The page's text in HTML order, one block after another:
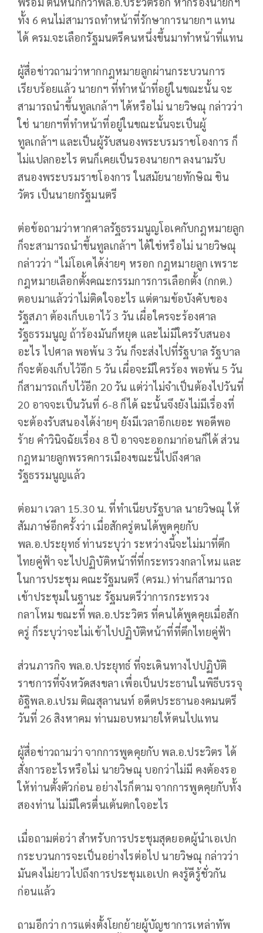
ทั้ง 6 คนไม่สามารถทำหน้าที่รักษาการนายกฯ แทน
ได้ ครม.จะเลือกรัฐมนตรีคนหนึ่งขึ้นมาทำหน้าที่แทน
ผู้สื่อข่าวถามว่าหากกฎหมายลูกผ่านกระบวนการ
เรียบร้อยแล้ว นายกฯ ที่ทำหน้าที่อยู่ในขณะนั้น จะ
สามารถนำขึ้นทูลเกล้าฯ ได้หรือไม่ นายวิษณุ กล่าวว่า
ใช่ นายกฯที่ทำหน้าที่อยู่ในขณะนั้นจะเป็นผู้
ทูลเกล้าฯ และเป็นผู้รับสนองพระบรมราชโองการ ก็
ไม่แปลกอะไร ตนก็เคยเป็นรองนายกฯ ลงนามรับ
สนองพระบรมราชโองการ ในสมัยนายทักษิณ ชิน
วัตร เป็นนายกรัฐมนตรี
ต่อข้อถามว่าหากศาลรัฐธรรมนูญโอเคกับกฎหมายลูก
ก็จะสามารถนำขึ้นทูลเกล้าฯ ได้ใช่หรือไม่ นายวิษณุ
กล่าวว่า “ไม่โอเคได้ง่ายๆ หรอก กฎหมายลูก เพราะ
กฎหมายเลือกตั้งคณะกรรมการการเลือกตั้ง (กกต.)
ตอบมาแล้วว่าไม่ติดใจอะไร แต่ตามข้อบังคับของ
รัฐสภา ต้องเก็บเอาไว้ 3 วัน เผื่อใครจะร้องศาล
รัฐธรรมนูญ ถ้าร้องมันก็หยุด และไม่มีใครรับสนอง
อะไร ไปศาล พอพ้น 3 วัน ก็จะส่งไปที่รัฐบาล รัฐบาล
ก็จะต้องเก็บไว้อีก 5 วัน เผื่อจะมีใครร้อง พอพ้น 5 วัน
ก็สามารถเก็บไว้อีก 20 วัน แต่ว่าไม่จำเป็นต้องไปวันที่
20 อาจจะเป็นวันที่ 6-8 ก็ได้ ฉะนั้นจึงยังไม่มีเรื่องที่
จะต้องรับสนองได้ง่ายๆ ยังมีเวลาอีกเยอะ พอดีพอ
ร้าย คำวินิจฉัยเรื่อง 8 ปี อาจจะออกมาก่อนก็ได้ ส่วน
กฎหมายลูกพรรคการเมืองขณะนี้ไปถึงศาล
รัฐธรรมนูญแล้ว
ต่อมา เวลา 15.30 น. ที่ทำเนียบรัฐบาล นายวิษณุ ให้
สัมภาษ์อีกครั้งว่า เมื่อสักครู่ตนได้พูดคุยกับ
พล.อ.ประยุทธ์ ท่านระบุว่า ระหว่างนี้จะไม่มาที่ตึก
ไทยคู่ฟ้า จะไปปฏิบัติหน้าที่ที่กระทรวงกลาโหม และ
ในการประชุม คณะรัฐมนตรี (ครม.) ท่านก็สามารถ
เข้าประชุมในฐานะ รัฐมนตรีว่าการกระทรวง
กลาโหม ขณะที่ พล.อ.ประวิตร ที่คนได้พูดคุยเมื่อสัก
ครู่ ก็ระบุว่าจะไม่เข้าไปปฏิบัติหน้าที่ที่ตึกไทยคู่ฟ้า
ส่วนภารกิจ พล.อ.ประยุทธ์ ที่จะเดินทางไปปฏิบัติ
ราชการที่จังหวัดสงขลา เพื่อเป็นประธานในพิธีบรรจุ
อัฐิพล.อ.เปรม ติณสุลานนท์ อดีตประธานองคมนตรี
วันที่ 26 สิงหาคม ท่านมอบหมายให้ตนไปแทน
ผู้สื่อข่าวถามว่า จากการพูดคุยกับ พล.อ.ประวิตร ได้
สั่งการอะไรหรือไม่ นายวิษณุ บอกว่าไม่มี คงต้องรอ
ให้ท่านตั้งตัวก่อน อย่างไรก็ตาม จากการพูดคุยกับทั้ง
สองท่าน ไม่มีใครตื่นเต้นตกใจอะไร
เมื่อถามต่อว่า สำหรับการประชุมสุดยอดผู้นำเอเปก
กระบวนการจะเป็นอย่างไรต่อไป นายวิษณุ กล่าวว่า
มันคงไม่ยาวไปถึงการประชุมเอเปก คงรู้ดีรู้ชั่วกัน
ก่อนแล้ว
ถามอีกว่า การแต่งตั้งโยกย้ายผู้บัญชาการเหล่าทัพ